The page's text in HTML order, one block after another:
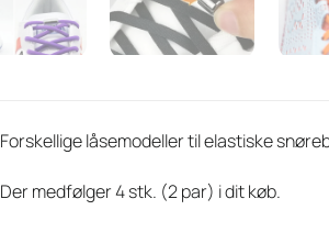
Forskellige låsemodeller til elastiske
Der medfølger 4 stk. (2 par) i dit køb.